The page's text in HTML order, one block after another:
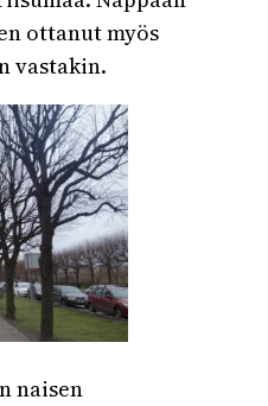
ottanut myös
vastakin.
naisen